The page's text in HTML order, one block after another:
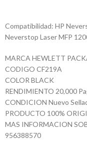
Compatibilidad: HP
Neverstop Laser MFP
MARCA HEWLETT
CODIGO CF219A
COLOR BLACK
RENDIMIENTO 20,000
CONDICION Nuevo
PRODUCTO 100%
MAS INFORMACION
956388570